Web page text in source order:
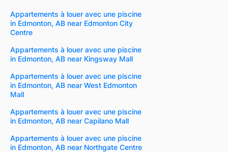
Appartements à louer avec une piscine
in Edmonton, AB near Edmonton City
Centre
Appartements à louer avec une piscine
in Edmonton, AB near Kingsway Mall
Appartements à louer avec une piscine
in Edmonton, AB near West Edmonton
Mall
Appartements à louer avec une piscine
in Edmonton, AB near Capilano Mall
Appartements à louer avec une piscine
in Edmonton, AB near Northgate Centre